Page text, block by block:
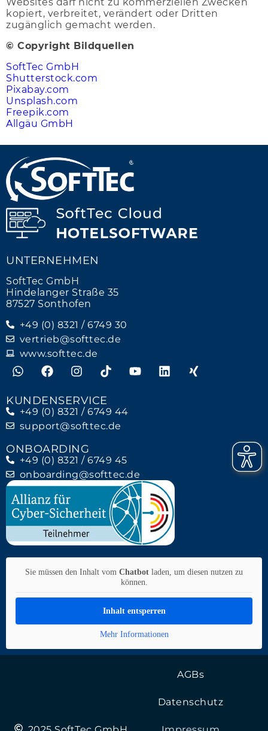
kopiert, verbreitet, verändert oder Dritten
zugänglich gemacht werden.
© Copyright Bildquellen
SoftTec GmbH
Shutterstock.com
Pixabay.com
Unsplash.com
Freepik.com
Allgäu GmbH
UNTERNEHMEN
SoftTec GmbH
Hindelanger Straße 35
87527 Sonthofen
+49 (0) 8321 / 6749 30
vertrieb@softtec.de
www.softtec.de
KUNDENSERVICE
+49 (0) 8321 / 6749 44
support@softtec.de
ONBOARDING
+49 (0) 8321 / 6749 45
onboarding@softtec.de
Sie müssen den Inhalt vom Chatbot laden, um diesen nutzen zu
können.
Inhalt entsperren
Mehr Informationen
AGBs
Datenschutz